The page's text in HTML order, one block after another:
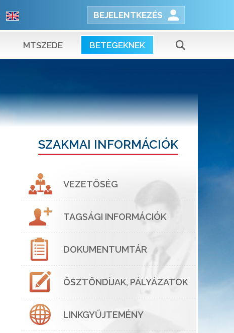
BEJELENTKEZÉS
MTSZEDE BETEGEKNEK
SZAKMAI INFORMÁCIÓK
VEZETŐSÉG
TAGSÁGI INFORMÁCIÓK
DOKUMENTUMTÁR
ÖSZTÖNDÍJAK, PÁLYÁZATOK
LINKGYŰJTEMÉNY